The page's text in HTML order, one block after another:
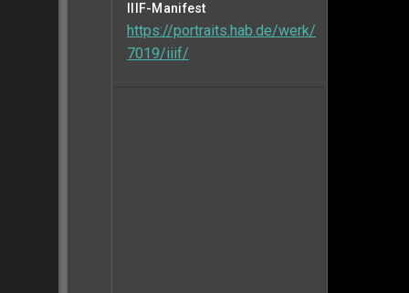
IIIF-Manifest
https://portraits.hab.de/werk/
7019/iiif/